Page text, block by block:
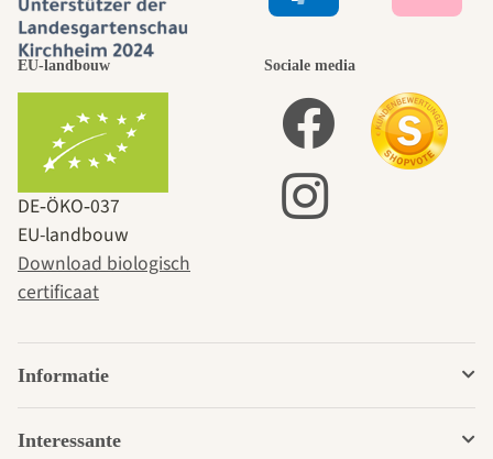
EU-landbouw
DE‑ÖKO‑037
EU-landbouw
Download biologisch
certificaat
Sociale media
Informatie
Interessante